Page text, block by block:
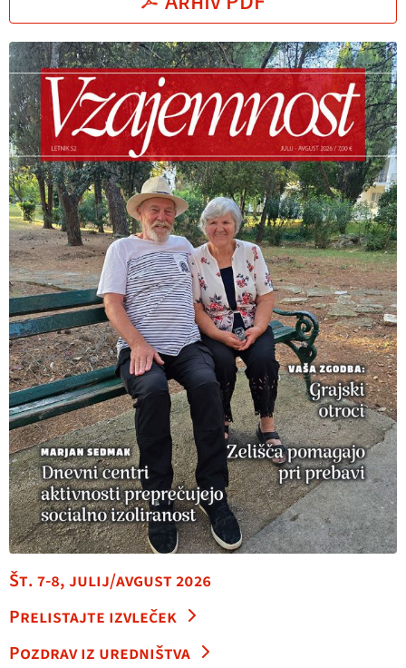
Št. 7-8, julij/avgust 2026
Prelistajte izvleček
Pozdrav iz uredništva